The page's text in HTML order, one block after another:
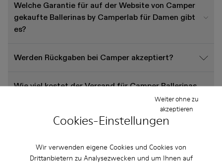
Cookies-Einstellungen
Wir verwenden eigene Cookies und Cookies von
Drittanbietern zu Analysezwecken und um Ihnen auf
Weiter ohne zu
akzeptieren
Welche Garantie für auf der Website von Camper
gekaufte Ballerinas by Camperlab für Damen gibt
es?
Werden Rückgaben bei Camper akzeptiert?
Wie viel kostet der Versand für Camper Ballerinas
DAMEN SCHUHE BALLERINAS BY CAMPERLAB FÜR DAMEN